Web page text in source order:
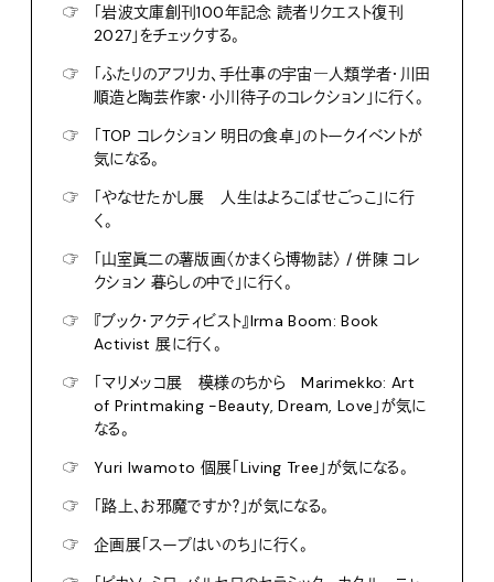
☞
「岩波文庫創刊100年記念 読者リクエスト復刊
2027」をチェックする。
☞
「ふたりのアフリカ、手仕事の宇宙―人類学者・川田
順造と陶芸作家・小川待子のコレクション」に行く。
☞
「TOP コレクション 明日の食卓」のトークイベントが
気になる。
☞
「やなせたかし展 人生はよろこばせごっこ」に行
く。
☞
「山室眞二の薯版画〈かまくら博物誌〉 / 併陳 コレ
クション 暮らしの中で」に行く。
☞
『ブック・アクティビスト』Irma Boom: Book
Activist 展に行く。
☞
「マリメッコ展 模様のちから Marimekko: Art
of Printmaking -Beauty, Dream, Love」が気に
なる。
☞
Yuri Iwamoto 個展「Living Tree」が気になる。
☞
「路上、お邪魔ですか？」が気になる。
☞
企画展「スープはいのち」に行く。